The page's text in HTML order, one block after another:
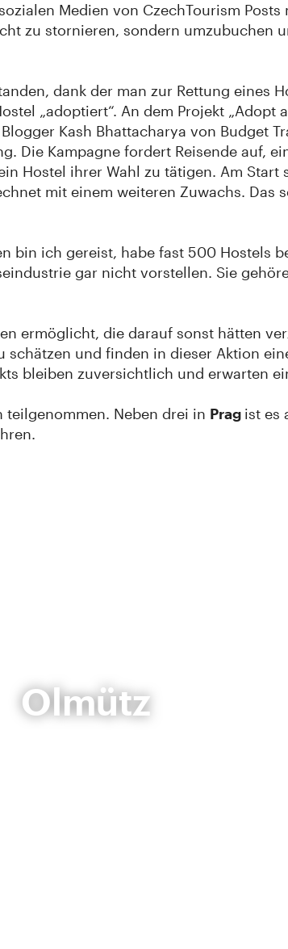
Medien von CzechTourism
zu stornieren, sondern umzubuchen
dank der man zur Rettung eines
„adoptiert“. An dem Projekt „Adopt
Kash Bhattacharya von Budget
Die Kampagne fordert Reisende auf,
Hostel ihrer Wahl zu tätigen. Am
mit einem weiteren Zuwachs. Das
bin ich gereist, habe fast 500 Hostels
gar nicht vorstellen. Sie
ermöglicht, die darauf sonst hätten
und finden in dieser Aktion
bleiben zuversichtlich und erwarten
teilgenommen. Neben drei in Prag ist es
Olmütz